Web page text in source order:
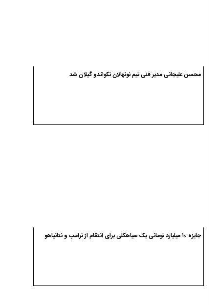
محسن علیجانی مدیر فنی تیم نونهالان تکواندو گیلان شد
جایزه ۱۰ میلیارد تومانی یک سیاهکلی برای انتقام از ترامپ و نتانیاهو